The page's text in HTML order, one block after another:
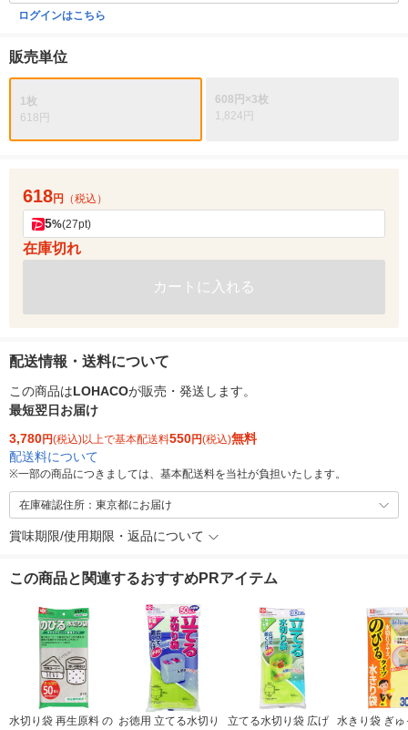
ログインはこちら
販売単位
1枚
618円
608円×3枚
1,824円
618円 （税込）
5%(27pt)
在庫切れ
カートに入れる
配送情報・送料について
この商品はLOHACOが販売・発送します。
最短翌日お届け
3,780円(税込)以上で基本配送料550円(税込)無料
配送料について
※一部の商品につきましては、基本配送料を当社が負担いたします。
在庫確認住所：東京都にお届け
賞味期限/使用期限・返品について
この商品と関連するおすすめPRアイテム
水切り袋 再生原料 の お徳用 立てる水切り
立てる水切り袋 広げ
水きり袋 ぎゅ